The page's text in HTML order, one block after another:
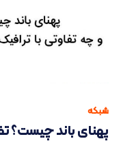
شبکه
پهنای باند چیست؟